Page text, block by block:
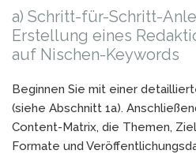
a) Schritt-für-Schritt-
Erstellung eines
auf Nischen-Keywords
Beginnen Sie mit einer
(siehe Abschnitt 1a).
Content-Matrix, die Themen,
Formate und